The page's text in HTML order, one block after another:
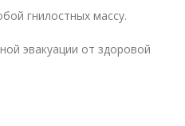
гнилостных массу.
эвакуации от здоровой